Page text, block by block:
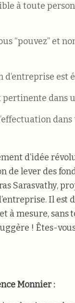
à toute
“pouvez” et
d’entreprise est
pertinente dans
d’idée
de lever des
Sarasvathy,
Il est
à mesure, sans
! Êtes-
Monnier :